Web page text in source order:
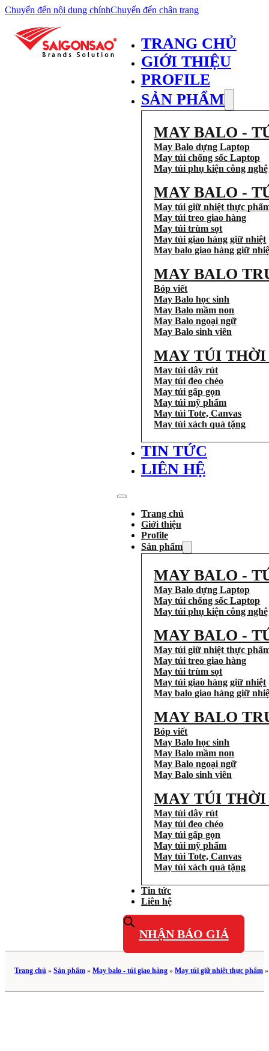
Chuyển đến nội dung chínhChuyển đến chân trang
TRANG CHỦ
GIỚI THIỆU
PROFILE
SẢN PHẨM
MAY BALO -
May Balo dựng Laptop
May túi chống sốc Laptop
May túi phụ kiện công nghệ
MAY BALO -
May túi giữ nhiệt thực
May túi treo giao hàng
May túi trùm sọt
May túi giao hàng giữ nhiệt
May balo giao hàng giữ
MAY BALO
Bóp viết
May Balo học sinh
May Balo mầm non
May Balo ngoại ngữ
May Balo sinh viên
MAY TÚI
May túi dây rút
May túi đeo chéo
May túi gấp gọn
May túi mỹ phẩm
May túi Tote, Canvas
May túi xách quà tặng
TIN TỨC
LIÊN HỆ
Trang chủ
Giới thiệu
Profile
Sản phẩm
MAY BALO -
May Balo dựng Laptop
May túi chống sốc Laptop
May túi phụ kiện công nghệ
MAY BALO -
May túi giữ nhiệt thực
May túi treo giao hàng
May túi trùm sọt
May túi giao hàng giữ nhiệt
May balo giao hàng giữ
MAY BALO
Bóp viết
May Balo học sinh
May Balo mầm non
May Balo ngoại ngữ
May Balo sinh viên
MAY TÚI
May túi dây rút
May túi đeo chéo
May túi gấp gọn
May túi mỹ phẩm
May túi Tote, Canvas
May túi xách quà tặng
Tin tức
Liên hệ
NHẬN BÁO GIÁ
Trang chủ » Sản phẩm » May balo - túi giao hàng » May túi giữ nhiệt thực phẩm